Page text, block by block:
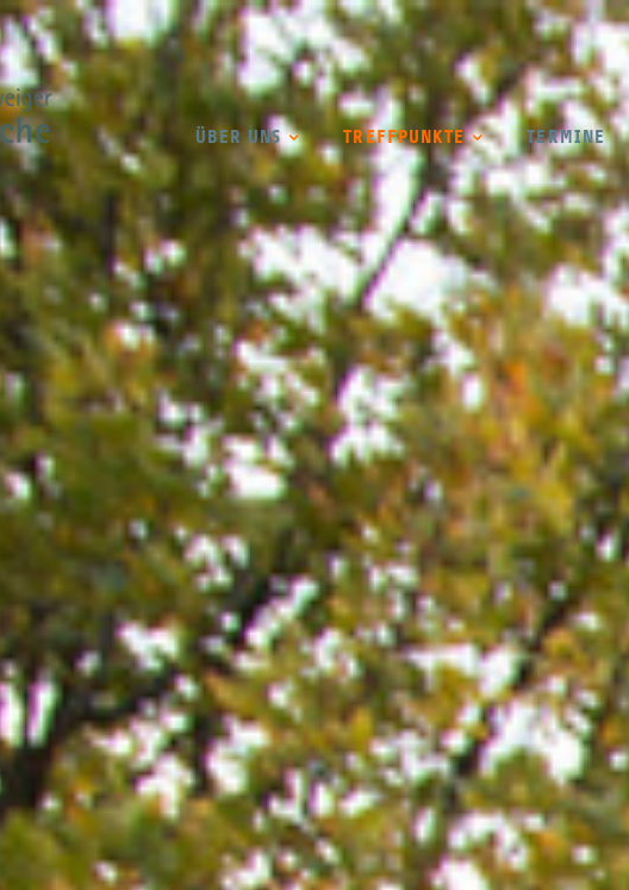
ÜBER UNS TREFFPUNKTE TERMINE